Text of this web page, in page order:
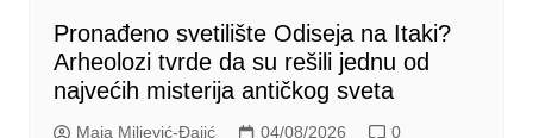
Pronađeno svetilište Odiseja na Itaki?
Arheolozi tvrde da su rešili jednu od
najvećih misterija antičkog sveta
Maja Miljević-Đajić 04/08/2026 0